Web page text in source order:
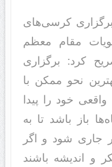
کرسی‌های
مقام معظم
کرد: برگزاری
نحو ممکن با
خود را پیدا
باز باشد تا به
جاری شود و اگر
و اندیشه باشند